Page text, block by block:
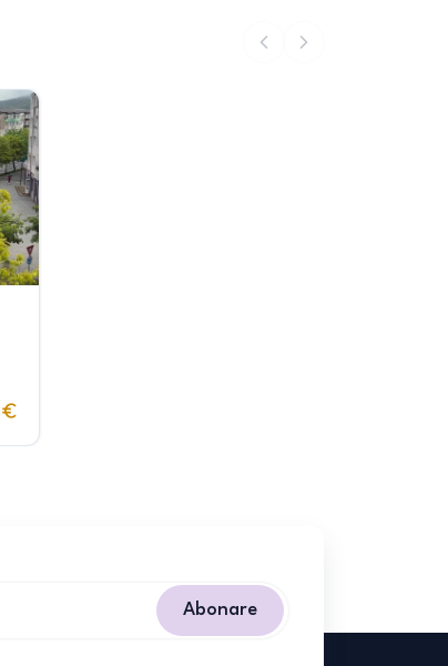
Abonare